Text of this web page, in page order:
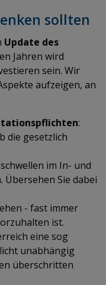
sollten
Update des
Jahren wird
sein. Wir
aufzeigen, an
:
die gesetzlich
im In- und
Sie dabei
- fast immer
ist.
eine sog
unabhängig
überschritten